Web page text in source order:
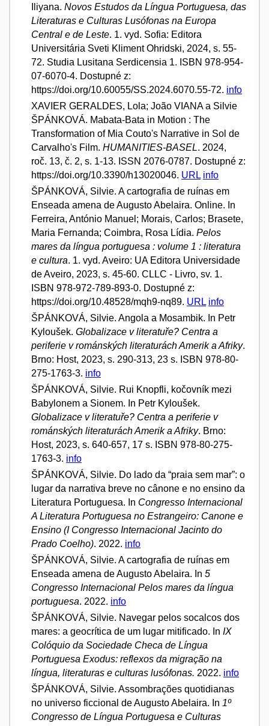
Iliyana. Novos Estudos da Língua Portuguesa, das
Literaturas e Culturas Lusófonas na Europa
Central e de Leste. 1. vyd. Sofia: Editora
Universitária Sveti Kliment Ohridski, 2024, s. 55-
72. Studia Lusitana Serdicensia 1. ISBN 978-954-
07-6070-4. Dostupné z:
https://doi.org/10.60055/SS.2024.6070.55-72. info
XAVIER GERALDES, Lola; João VIANA a Silvie
ŠPÁNKOVÁ. Mabata-Bata in Motion : The
Transformation of Mia Couto's Narrative in Sol de
Carvalho's Film. HUMANITIES-BASEL. 2024,
roč. 13, č. 2, s. 1-13. ISSN 2076-0787. Dostupné z:
https://doi.org/10.3390/h13020046. URL info
ŠPÁNKOVÁ, Silvie. A cartografia de ruínas em
Enseada amena de Augusto Abelaira. Online. In
Ferreira, António Manuel; Morais, Carlos; Brasete,
Maria Fernanda; Coimbra, Rosa Lídia. Pelos
mares da língua portuguesa : volume 1 : literatura
e cultura. 1. vyd. Aveiro: UA Editora Universidade
de Aveiro, 2023, s. 45-60. CLLC - Livro, sv. 1.
ISBN 978-972-789-893-0. Dostupné z:
https://doi.org/10.48528/mqh9-nq89. URL info
ŠPÁNKOVÁ, Silvie. Angola a Mosambik. In Petr
Kyloušek. Globalizace v literatuře? Centra a
periferie v románských literaturách Amerik a Afriky.
Brno: Host, 2023, s. 290-313, 23 s. ISBN 978-80-
275-1763-3. info
ŠPÁNKOVÁ, Silvie. Rui Knopfli, kočovník mezi
Babylonem a Sionem. In Petr Kyloušek.
Globalizace v literatuře? Centra a periferie v
románských literaturách Amerik a Afriky. Brno:
Host, 2023, s. 640-657, 17 s. ISBN 978-80-275-
1763-3. info
ŠPÁNKOVÁ, Silvie. Do lado da “praia sem mar”: o
lugar da narrativa breve no cânone e no ensino da
Literatura Portuguesa. In Congresso Internacional
A Literatura Portuguesa no Estrangeiro: Canone e
Ensino (I Congresso Internacional Jacinto do
Prado Coelho). 2022. info
ŠPÁNKOVÁ, Silvie. A cartografia de ruínas em
Enseada amena de Augusto Abelaira. In 5
Congresso Internacional Pelos mares da língua
portuguesa. 2022. info
ŠPÁNKOVÁ, Silvie. Navegar pelos socalcos dos
mares: a geocrítica de um lugar mitificado. In IX
Colóquio da Sociedade Checa de Língua
Portuguesa Exodus: reflexos da migração na
língua, literaturas e culturas lusófonas. 2022. info
ŠPÁNKOVÁ, Silvie. Assombrações quotidianas
no universo ficcional de Augusto Abelaira. In 1º
Congresso de Língua Portuguesa e Culturas